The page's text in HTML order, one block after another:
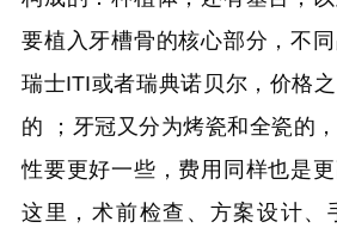
要植入牙槽骨的核心部分，不同
瑞士ITI或者瑞典诺贝尔，价格
的 ；牙冠又分为烤瓷和全瓷的
性要更好一些，费用同样也是
这里，术前检查、方案设计、